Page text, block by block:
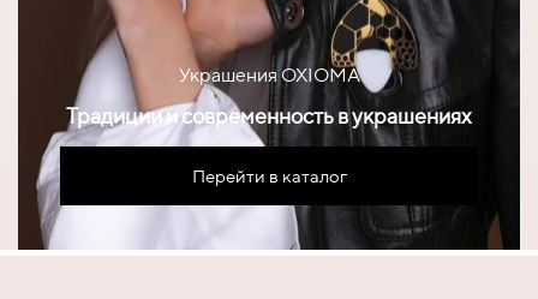
Украшения OXIOMA
Традиции и современность в украшениях
Перейти в каталог